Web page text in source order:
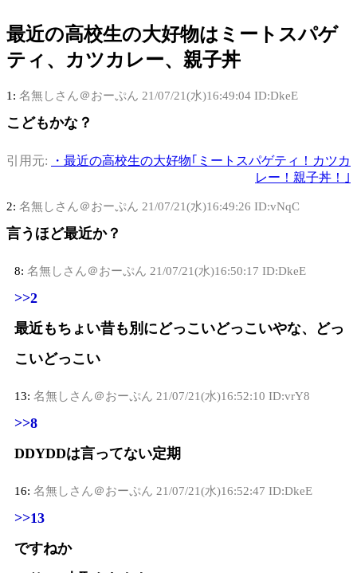
最近の高校生の大好物はミートスパゲ
ティ、カツカレー、親子丼
1: 名無しさん＠おーぷん 21/07/21(水)16:49:04 ID:DkeE
こどもかな？
引用元:
・最近の高校生の大好物｢ミートスパゲティ！カツカ
レー！親子丼！｣
2: 名無しさん＠おーぷん 21/07/21(水)16:49:26 ID:vNqC
言うほど最近か？
8: 名無しさん＠おーぷん 21/07/21(水)16:50:17 ID:DkeE
>>2
最近もちょい昔も別にどっこいどっこいやな、どっ
こいどっこい
13: 名無しさん＠おーぷん 21/07/21(水)16:52:10 ID:vrY8
>>8
DDYDDは言ってない定期
16: 名無しさん＠おーぷん 21/07/21(水)16:52:47 ID:DkeE
>>13
ですねか